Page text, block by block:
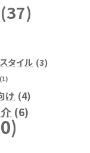
(37)
タイル (3)
(1)
け (4)
(6)